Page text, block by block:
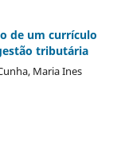
de um currículo
tributária
Maria Ines